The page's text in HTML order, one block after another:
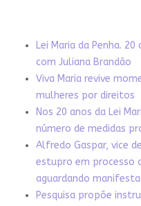
Lei Maria da Penha.
com Juliana Brandão
Viva Maria revive
mulheres por direitos
Nos 20 anos da Lei
número de medidas
Alfredo Gaspar, vice
estupro em processo
aguardando
Pesquisa propõe